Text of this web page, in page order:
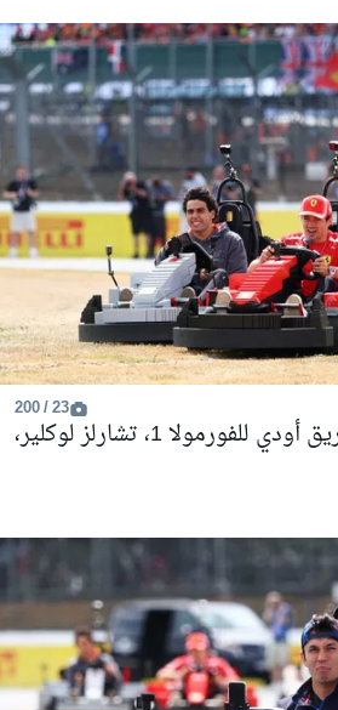
23 / 200
غابرييل بورتوليتو، فريق أودي للفورمولا 1، تشارلز لوكلير،